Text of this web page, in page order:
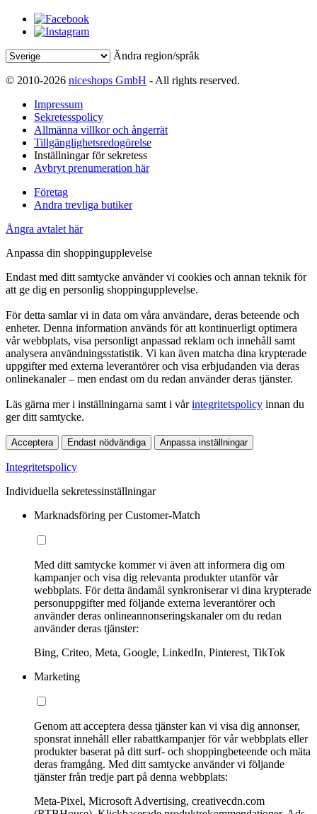
Ändra region/språk
© 2010-2026 niceshops GmbH - All rights reserved.
Impressum
Sekretesspolicy
Allmänna villkor och ångerrät
Tillgänglighetsredogörelse
Inställningar för sekretess
Avbryt prenumeration här
Företag
Andra trevliga butiker
Ångra avtalet här
Anpassa din shoppingupplevelse
Endast med ditt samtycke använder vi cookies och annan teknik för
att ge dig en personlig shoppingupplevelse.
För detta samlar vi in data om våra användare, deras beteende och
enheter. Denna information används för att kontinuerligt optimera
vår webbplats, visa personligt anpassad reklam och innehåll samt
analysera användningsstatistik. Vi kan även matcha dina krypterade
uppgifter med externa leverantörer och visa erbjudanden via deras
onlinekanaler – men endast om du redan använder deras tjänster.
Läs gärna mer i inställningarna samt i vårintegritetspolicy innan du
ger ditt samtycke.
Acceptera Endast nödvändiga Anpassa inställningar
Integritetspolicy
Individuella sekretessinställningar
Marknadsföring per Customer-Match
Med ditt samtycke kommer vi även att informera dig om
kampanjer och visa dig relevanta produkter utanför vår
webbplats. För detta ändamål synkroniserar vi dina krypterade
personuppgifter med följande externa leverantörer och
använder deras onlineannonseringskanaler om du redan
använder deras tjänster:
Bing, Criteo, Meta, Google, LinkedIn, Pinterest, TikTok
Marketing
Genom att acceptera dessa tjänster kan vi visa dig annonser,
sponsrat innehåll eller rabattkampanjer för vår webbplats eller
produkter baserat på ditt surf- och shoppingbeteende och mäta
deras framgång. Med ditt samtycke använder vi följande
tjänster från tredje part på denna webbplats:
Meta-Pixel, Microsoft Advertising, creativecdn.com